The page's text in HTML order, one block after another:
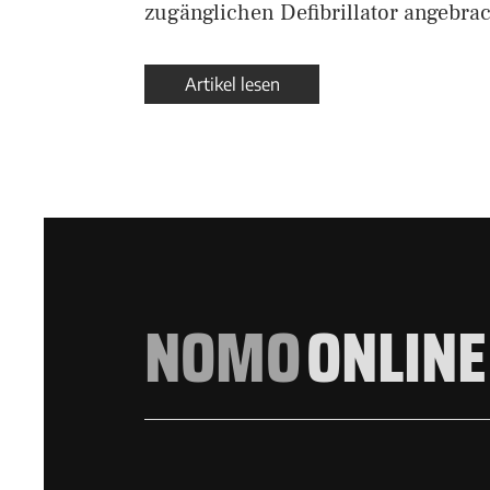
zugänglichen Defibrillator
Artikel lesen
NOMOONLINE